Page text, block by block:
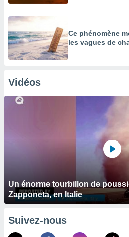
Ce phénomène
les vagues de
Vidéos
Un énorme tourbillon de
Zapponeta, en Italie
Suivez-nous